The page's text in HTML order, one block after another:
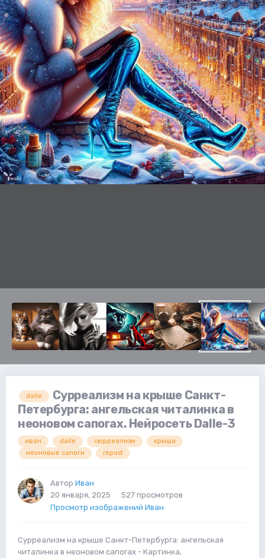
dalle
Сурреализм на крыше Санкт-
Петербурга: ангельская читалинка в
неоновом сапогах. Нейросеть Dalle-3
иван dalle сюрреализм
крыша
неоновые сапоги
repost
Автор Иван
20 января, 2025
527 просмотров
Просмотр изображений Иван
Сурреализм на крыше Санкт-Петербурга: ангельская
читалинка в неоновом сапогах - Картинка,